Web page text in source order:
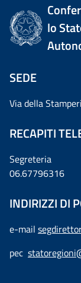
lo
SEDE
Via della
RECAPITI
Segreteria
06.67796316
INDIRIZZI DI
e-mail
pec